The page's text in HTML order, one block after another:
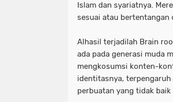
Islam dan syariatnya.
sesuai atau bertentangan
Alhasil terjadilah Brain
ada pada generasi muda
mengkosumsi konten-
identitasnya, terpengaruh
perbuatan yang tidak